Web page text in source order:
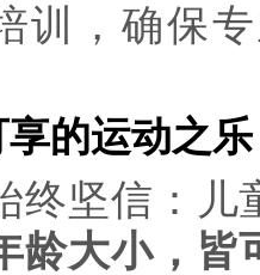
训，确保
的运动之乐
终坚信：儿
龄大小，皆